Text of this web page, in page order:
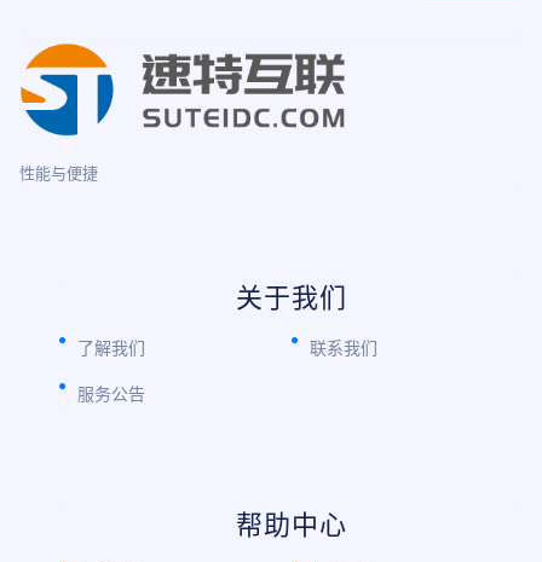
性能与便捷
关于我们
了解我们 联系我们
服务公告
帮助中心